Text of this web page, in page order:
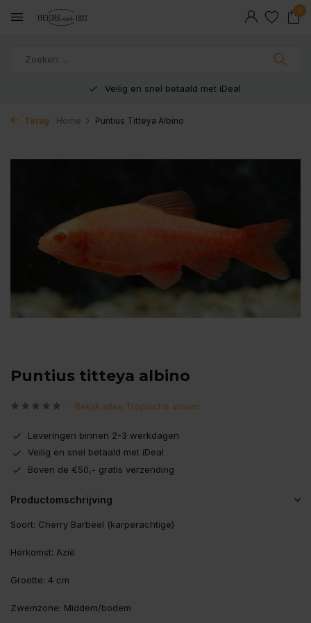
0
Veilig en snel betaald met iDeal
Terug Home Puntius Titteya Albino
Puntius titteya albino
Bekijk alles Tropische vissen
Leveringen binnen 2-3 werkdagen
Veilig en snel betaald met iDeal
Boven de €50,- gratis verzending
Productomschrijving
Soort: Cherry Barbeel (karperachtige)
Herkomst: Azië
Grootte: 4 cm
Zwemzone: Middem/bodem